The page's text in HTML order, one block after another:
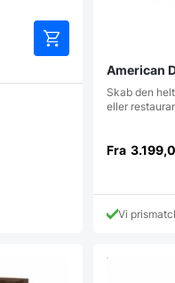
vare
Mulighederne
American
Skab den
eller
Fra
Vi